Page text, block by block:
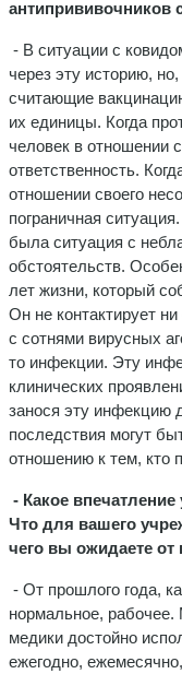
антипрививочников
- В ситуации с
через эту историю,
считающие
их единицы. Когда
человек в отношении
ответственность.
отношении своего
пограничная
была ситуация с
обстоятельств.
лет жизни, который
Он не контактирует
с сотнями вирусных
то инфекции. Эту
клинических
занося эту инфекцию
последствия могут
отношению к тем, кто
- Какое
Что для вашего
чего вы ожидаете от
- От прошлого года,
нормальное,
медики достойно
ежегодно,